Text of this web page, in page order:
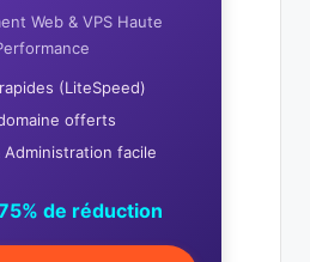
Web & VPS Haute
(LiteSpeed)
offerts
Administration facile
de réduction